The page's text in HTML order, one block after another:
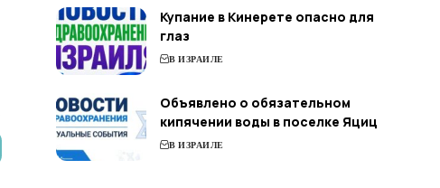
Купание в Кинерете опасно для
глаз
В ИЗРАИЛЕ
Объявлено о обязательном
кипячении воды в поселке Яциц
В ИЗРАИЛЕ